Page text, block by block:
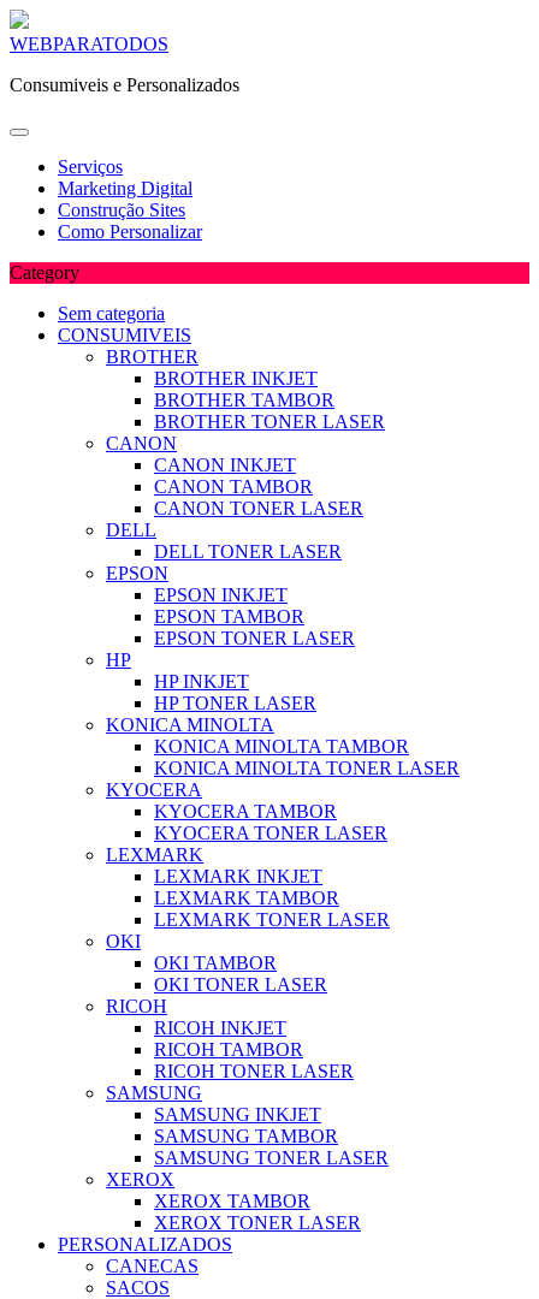
Skip
content
WEBPARATODOS
Consumiveis e Personalizados
Serviços
Marketing Digital
Construção Sites
Como Personalizar
Category
Sem categoria
CONSUMIVEIS
BROTHER
BROTHER INKJET
BROTHER TAMBOR
BROTHER TONER LASER
CANON
CANON INKJET
CANON TAMBOR
CANON TONER LASER
DELL
DELL TONER LASER
EPSON
EPSON INKJET
EPSON TAMBOR
EPSON TONER LASER
HP
HP INKJET
HP TONER LASER
KONICA MINOLTA
KONICA MINOLTA TAMBOR
KONICA MINOLTA TONER LASER
KYOCERA
KYOCERA TAMBOR
KYOCERA TONER LASER
LEXMARK
LEXMARK INKJET
LEXMARK TAMBOR
LEXMARK TONER LASER
OKI
OKI TAMBOR
OKI TONER LASER
RICOH
RICOH INKJET
RICOH TAMBOR
RICOH TONER LASER
SAMSUNG
SAMSUNG INKJET
SAMSUNG TAMBOR
SAMSUNG TONER LASER
XEROX
XEROX TAMBOR
XEROX TONER LASER
PERSONALIZADOS
CANECAS
SACOS